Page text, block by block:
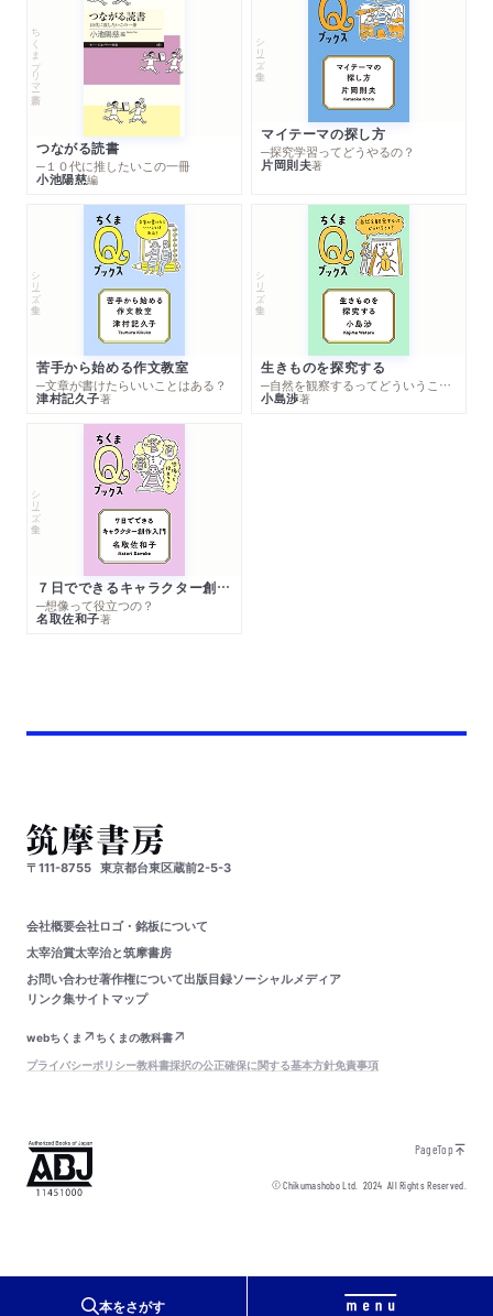
本をさがす
ちくまプリマー新書
つながる読書
─１０代に推したいこの一冊
小池陽慈編
シリーズ・全集
マイテーマの探し方
─探究学習ってどうやるの？
片岡則夫著
シリーズ・全集
苦手から始める作文教室
─文章が書けたらいいことはある？
津村記久子著
シリーズ・全集
生きものを探究する
─自然を観察するってどういうこと？
小島渉著
シリーズ・全集
７日でできるキャラクター創作入門
─想像って役立つの？
名取佐和子著
〒111-8755 東京都台東区蔵前2-5-3
会社概要会社ロゴ・銘板について
太宰治賞太宰治と筑摩書房
お問い合わせ著作権について出版目録ソーシャルメディア
リンク集サイトマップ
webちくま
ちくまの教科書
プライバシーポリシー教科書採択の公正確保に関する基本方針免責事項
PageTop
© Chikumashobo Ltd.2024 All Rights Reserved.